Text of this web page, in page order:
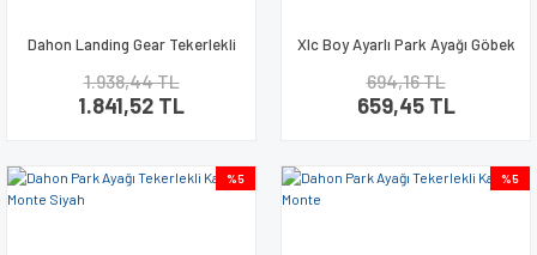
Dahon Landing Gear Tekerlekli
1.938,44 TL
1.841,52 TL
Xlc Boy Ayarlı Park Ayağı Göbek
694,16 TL
659,45 TL
%5 %5